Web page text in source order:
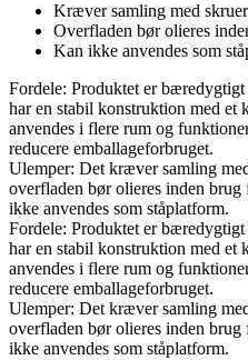
Kræver samling med
Overfladen bør olieres
Kan ikke anvendes som
Fordele: Produktet er
har en stabil konstruktion med et
anvendes i flere rum og
reducere emballageforbruget.
Ulemper: Det kræver samling
overfladen bør olieres inden
ikke anvendes som ståplatform.
Fordele: Produktet er
har en stabil konstruktion med et
anvendes i flere rum og
reducere emballageforbruget.
Ulemper: Det kræver samling
overfladen bør olieres inden
ikke anvendes som ståplatform.